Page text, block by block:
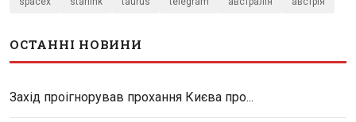
ОСТАННІ НОВИНИ
Захід проігнорував прохання Києва про...